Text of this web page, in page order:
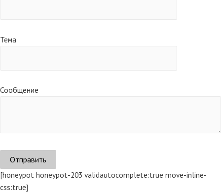
Тема
Сообщение
[honeypot honeypot-203 validautocomplete:true move-inline-
css:true]